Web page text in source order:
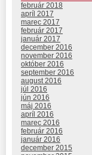
február 2018
apríl 2017
marec 2017
február 2017
január 2017
december 2016
november 2016
október 2016
september 2016
august 2016
júl 2016
jún 2016
máj 2016
apríl 2016
marec 2016
február 2016
január 2016
december 2015